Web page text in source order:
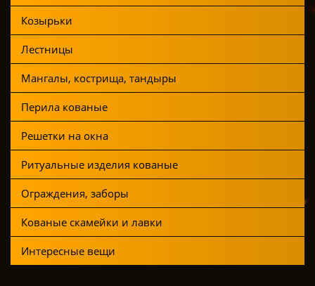
Козырьки
Лестницы
Мангалы, кострища, тандыры
Перила кованые
Решетки на окна
Ритуальные изделия кованые
Ограждения, заборы
Кованые скамейки и лавки
Интересные вещи